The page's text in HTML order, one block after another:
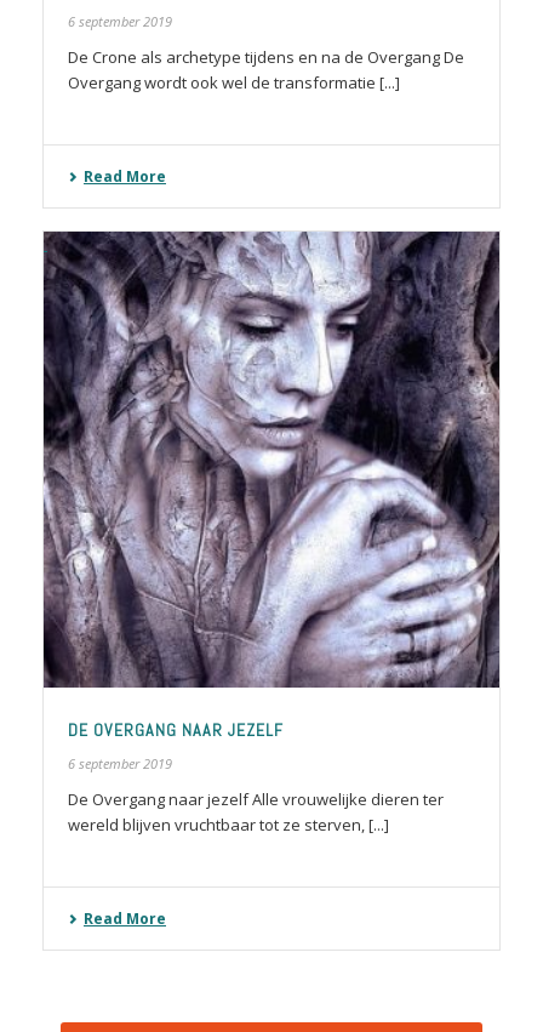
6 september 2019
De Crone als archetype tijdens en na de Overgang De
Overgang wordt ook wel de transformatie [...]
Read More
DE OVERGANG NAAR JEZELF
6 september 2019
De Overgang naar jezelf Alle vrouwelijke dieren ter
wereld blijven vruchtbaar tot ze sterven, [...]
Read More